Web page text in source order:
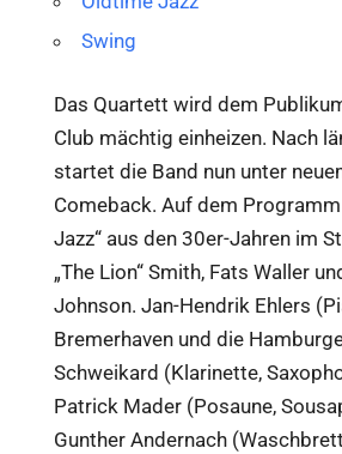
Swing
Das Quartett wird dem
Club mächtig einheizen. Nach
startet die Band nun unter
Comeback. Auf dem
Jazz“ aus den 30er-Jahren im
„The Lion“ Smith, Fats Waller
Johnson. Jan-Hendrik Ehlers
Bremerhaven und die
Schweikard (Klarinette,
Patrick Mader (Posaune,
Gunther Andernach